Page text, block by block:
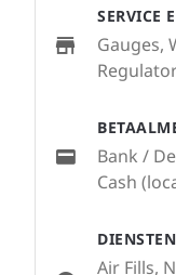
DIENSTEN
Air Fills,
SERVICE
Gauges,
Bank /
Cash